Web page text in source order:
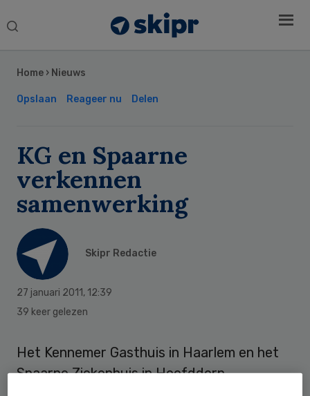
Search
Home › Nieuws
Opslaan Reageer nu Delen
KG en Spaarne
verkennen
samenwerking
Skipr Redactie
27 januari 2011, 12:39
39 keer gelezen
Het Kennemer Gasthuis in Haarlem en het
Spaarne Ziekenhuis in Hoofddorp
Sidebar